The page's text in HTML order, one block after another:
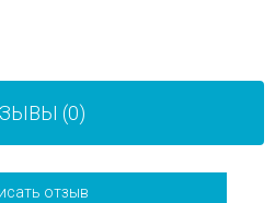
(0)
отзыв